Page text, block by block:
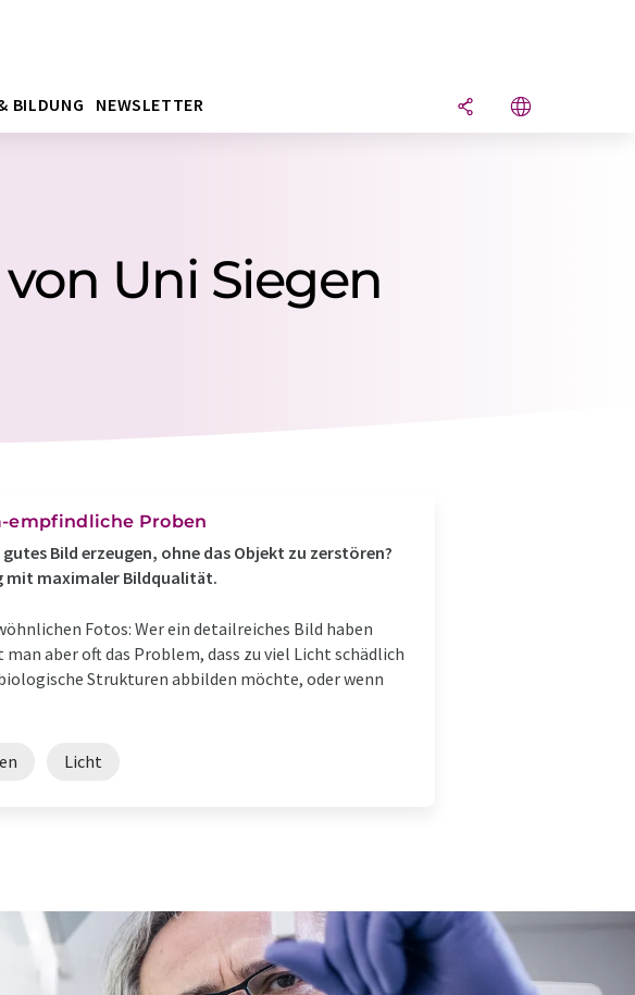
BILDUNG NEWSLETTER
Uni Siegen
empfindliche Proben
Bild erzeugen, ohne das Objekt zu zerstören?
mit maximaler Bildqualität.
Fotos: Wer ein detailreiches Bild haben
aber oft das Problem, dass zu viel Licht schädlich
Strukturen abbilden möchte, oder wenn
Licht